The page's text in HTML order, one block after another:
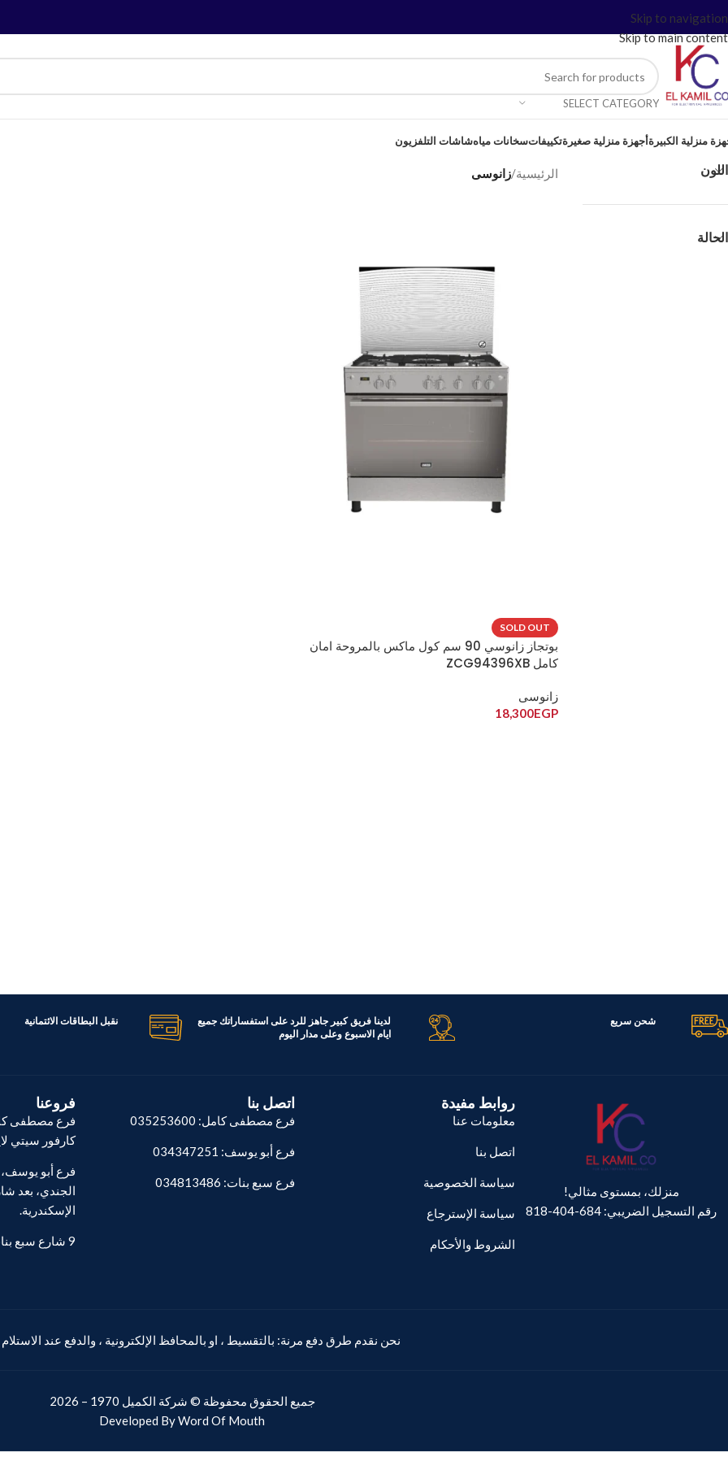
Skip to navigation
Skip to main content
SELECT CATEGORY
منزلية الكبيرةأجهزة منزلية صغيرةتكييفاتسخانات مياهشاشات التلفزيون
اللون
الحالة
الرئيسية/زانوسى
SOLD OUT
بوتجاز زانوسي 90 سم كول ماكس بالمروحة امان
كامل ZCG94396XB
زانوسى
18,300EGP
شحن سريع
لدينا فريق كبير جاهز للرد على استفساراتك جميع
ايام الاسبوع وعلى مدار اليوم
نقبل البطاقات الائتمانية
منزلك، بمستوى مثالي!
رقم التسجيل الضريبي: 684-404-818
روابط مفيدة
معلومات عنا
اتصل بنا
سياسة الخصوصية
سياسة الإسترجاع
الشروط والأحكام
اتصل بنا
فرع مصطفى كامل: 035253600
فرع أبو يوسف: 034347251
فرع سبع بنات: 034813486
فروعنا
فرع مصطفى
كارفور سيتي
الجندي، بعد
الإسكندرية.
9 شارع سبع بنات - المنشية.
نحن نقدم طرق دفع مرنة: بالتقسيط ، او بالمحافظ الإلكترونية ، والدفع عند
جميع الحقوق محفوظة © شركة الكميل
Developed ByWord Of Mouth